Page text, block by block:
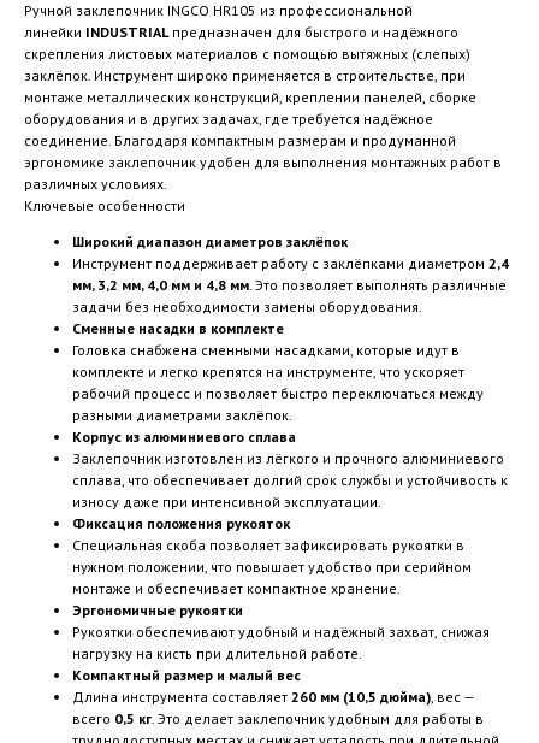
Ручной заклепочник INGCO HR105 из профессиональной
линейки INDUSTRIALпредназначен для быстрого и надёжного
скрепления листовых материалов с помощью вытяжных (слепых)
заклёпок. Инструмент широко применяется в строительстве, при
монтаже металлических конструкций, креплении панелей, сборке
оборудования и в других задачах, где требуется надёжное
соединение. Благодаря компактным размерам и продуманной
эргономике заклепочник удобен для выполнения монтажных работ в
различных условиях.
Ключевые особенности
Широкий диапазон диаметров заклёпок
Инструмент поддерживает работу с заклёпками диаметром 2,4
мм, 3,2 мм, 4,0 мм и 4,8 мм. Это позволяет выполнять различные
задачи без необходимости замены оборудования.
Сменные насадки в комплекте
Головка снабжена сменными насадками, которые идут в
комплекте и легко крепятся на инструменте, что ускоряет
рабочий процесс и позволяет быстро переключаться между
разными диаметрами заклёпок.
Корпус из алюминиевого сплава
Заклепочник изготовлен из лёгкого и прочного алюминиевого
сплава, что обеспечивает долгий срок службы и устойчивость к
износу даже при интенсивной эксплуатации.
Фиксация положения рукояток
Специальная скоба позволяет зафиксировать рукоятки в
нужном положении, что повышает удобство при серийном
монтаже и обеспечивает компактное хранение.
Эргономичные рукоятки
Рукоятки обеспечивают удобный и надёжный захват, снижая
нагрузку на кисть при длительной работе.
Компактный размер и малый вес
Длина инструмента составляет 260 мм (10,5 дюйма), вес —
всего 0,5 кг. Это делает заклепочник удобным для работы в